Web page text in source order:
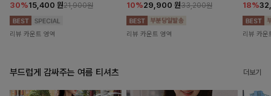
30%15,400 원21,900원
리뷰 카운트 영역
10%29,900 원33,200원
리뷰 카운트 영역
18%
리뷰 카운
부드럽게 감싸주는 여름 티셔츠 더보기